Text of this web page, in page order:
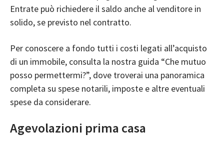
Entrate può richiedere il saldo anche al venditore in
solido, se previsto nel contratto.
Per conoscere a fondo tutti i costi legati all’acquisto
di un immobile, consulta la nostra guida “Che mutuo
posso permettermi?”, dove troverai una panoramica
completa su spese notarili, imposte e altre eventuali
spese da considerare.
Agevolazioni prima casa